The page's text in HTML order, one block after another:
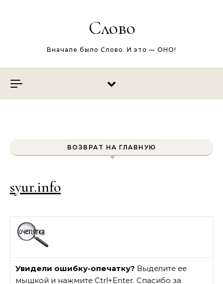
Слово
Вначале было Слово. И это — ОНО!
ВОЗВРАТ НА ГЛАВНУЮ
syur.info
Увидели ошибку-опечатку? Выделите ее
мышкой и нажмите Ctrl+Enter. Спасибо за